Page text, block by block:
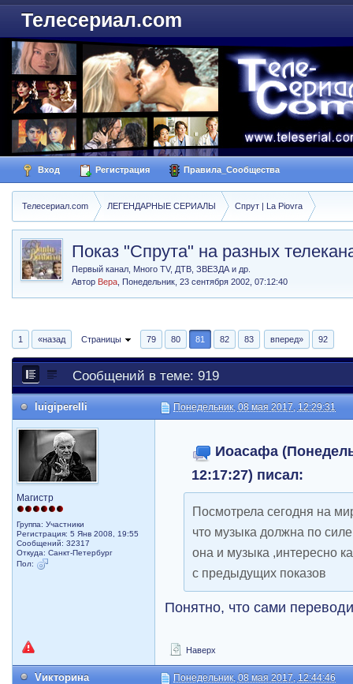
Телесериал.com
Вход Регистрация Правила_Сообщества
Телесериал.com ЛЕГЕНДАРНЫЕ СЕРИАЛЫ Спрут | La Piovra
Показ "Спрута" на разных
Первый канал, Много TV, ДТВ, ЗВЕЗДА и др.
Автор Вера ,Понедельник, 23 сентября 2002, 07:12:40
1 «назад Страницы 79 80 81 82 83 вперед» 92
Сообщений в теме: 919
luigiperelli Понедельник, 08 мая 2017, 12:29:31
Магистр
Группа: Участники
Регистрация: 5 Янв 2008, 19:55
Сообщений: 32317
Откуда: Санкт-Петербург
Пол:
Иоасафа
12:17:27) писал:
Посмотрела сегодня на
что музыка должна по
она и музыка ,интересно
с предыдущих показов
Понятно, что сами
Наверх
Vикторина Понедельник, 08 мая 2017, 12:44:46